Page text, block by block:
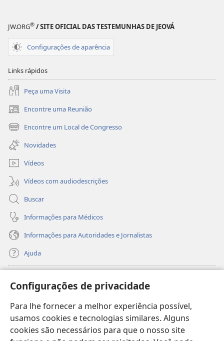
Configurações de privacidade
Para lhe fornecer a melhor experiência possível,
usamos cookies e tecnologias similares. Alguns
cookies são necessários para que o nosso site
alegrassem’
se
alegrassem’
JW.ORG® / SITE OFICIAL DAS TESTEMUNHAS DE JEOVÁ
Configurações de aparência
Links rápidos
Peça uma Visita
Encontre uma Reunião
(abre
nova
janela)
Encontre um Local de Congresso
(abre
nova
janela)
Novidades
Vídeos
Vídeos com audiodescrições
Buscar
Informações para Médicos
Informações para Autoridades e Jornalistas
Ajuda
(abre
nova
janela)
Biblioteca On-line da Torre de Vigia™
(abre
nova
janela)JW Hub
(abre